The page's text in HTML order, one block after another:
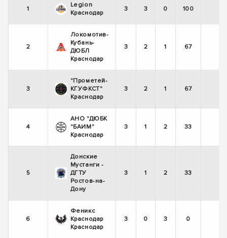
1
Legion
Краснодар
3 3 0 100
2
Локомотив-
Кубань-
ДЮБЛ
Краснодар
3 2 1 67
3
"Прометей-
КГУФКСТ"
Краснодар
3 2 1 67
4
АНО "ДЮБК
"БАИМ"
Краснодар
3 1 2 33
5
Донские
Мустанги -
ДГТУ
Ростов-на-
Дону
3 1 2 33
6
Феникс
Краснодар
Краснодар
3 0 3 0